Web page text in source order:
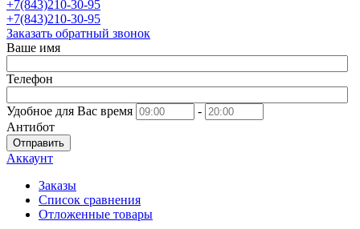
+7(843)210-30-95
+7(843)210-30-95
Заказать обратный звонок
Ваше имя
Телефон
Удобное для Вас время
-
Антибот
Отправить
Аккаунт
Заказы
Список сравнения
Отложенные товары